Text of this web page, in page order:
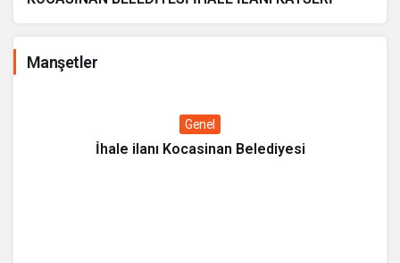
Manşetler
Genel
İhale ilanı Kocasinan Belediyesi